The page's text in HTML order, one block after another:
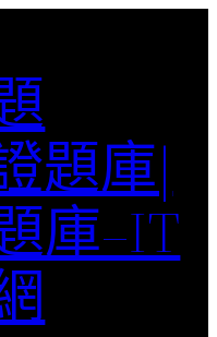
題庫|
庫–IT